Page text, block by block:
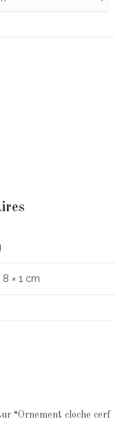
8 × 1 cm
“Ornement cloche cerf